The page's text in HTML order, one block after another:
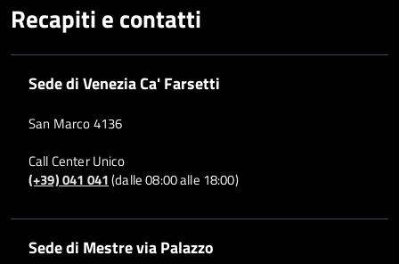
Recapiti e contatti
Sede di Venezia Ca' Farsetti
San Marco 4136
Call Center Unico
(+39) 041 041(dalle 08:00 alle 18:00)
Sede di Mestre via Palazzo